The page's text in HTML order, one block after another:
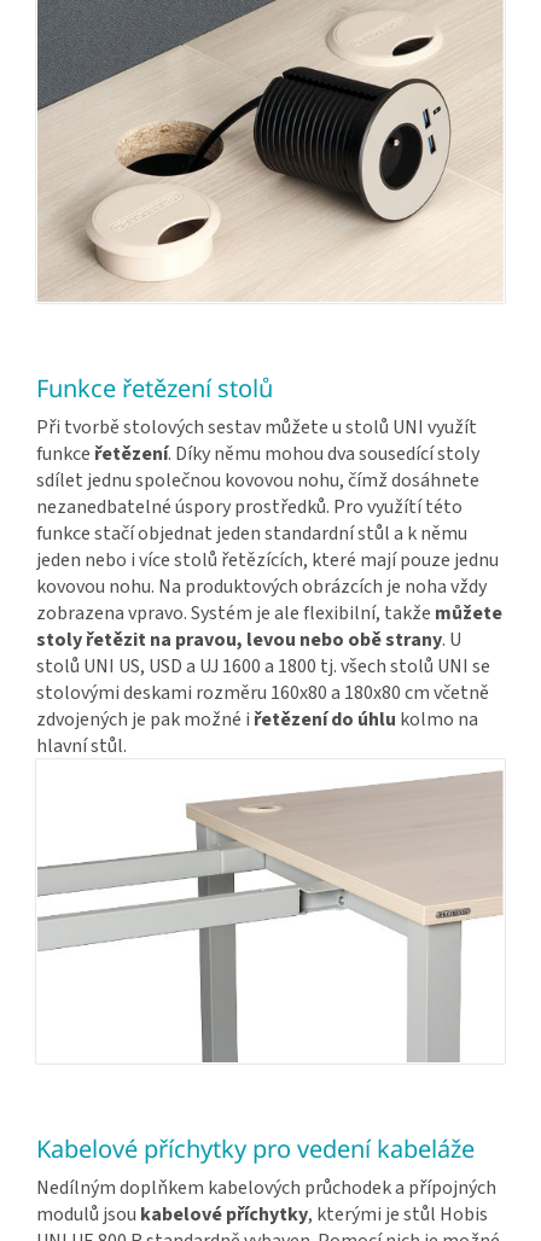
Funkce řetězení stolů
Při tvorbě stolových sestav můžete u stolů UNI využít
funkce řetězení. Díky němu mohou dva sousedící stoly
sdílet jednu společnou kovovou nohu, čímž dosáhnete
nezanedbatelné úspory prostředků. Pro využítí této
funkce stačí objednat jeden standardní stůl a k němu
jeden nebo i více stolů řetězících, které mají pouze jednu
kovovou nohu. Na produktových obrázcích je noha vždy
zobrazena vpravo. Systém je ale flexibilní, takže můžete
stoly řetězit na pravou, levou nebo obě strany. U
stolů UNI US, USD a UJ 1600 a 1800 tj. všech stolů UNI se
stolovými deskami rozměru 160x80 a 180x80 cm včetně
zdvojených je pak možné i řetězení do úhlu kolmo na
hlavní stůl.
Kabelové příchytky pro vedení kabeláže
Nedílným doplňkem kabelových průchodek a přípojných
modulů jsou kabelové příchytky, kterými je stůl Hobis